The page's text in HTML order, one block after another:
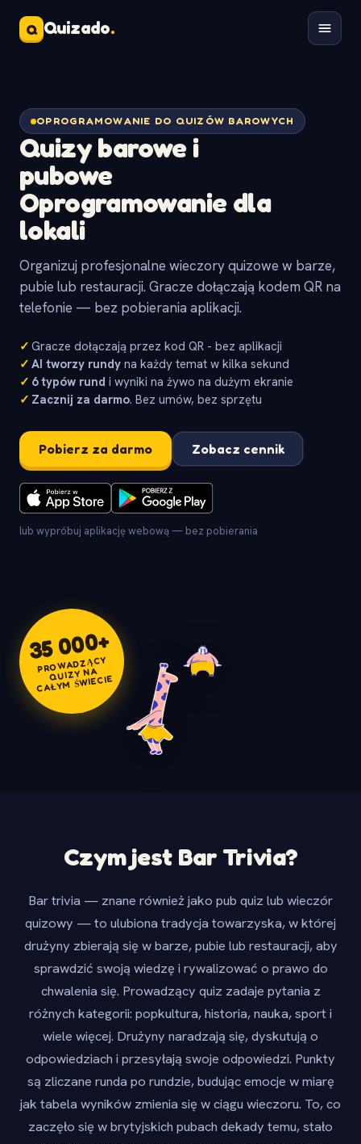
Q Quizado.
OPROGRAMOWANIE DO QUIZÓW BAROWYCH
Quizy barowe i
pubowe
Oprogramowanie dla
lokali
Organizuj profesjonalne wieczory quizowe w barze,
pubie lub restauracji. Gracze dołączają kodem QR na
telefonie — bez pobierania aplikacji.
✓ Gracze dołączają przez kod QR - bez aplikacji
✓ AI tworzy rundy na każdy temat w kilka sekund
✓ 6 typów rund i wyniki na żywo na dużym ekranie
✓ Zacznij za darmo. Bez umów, bez sprzętu
Pobierz za darmo Zobacz cennik
lub wypróbuj aplikację webową — bez pobierania
35 000+
PROWADZĄCY
QUIZY NA
CAŁYM ŚWIECIE
Czym jest Bar Trivia?
Bar trivia — znane również jako pub quiz lub wieczór
quizowy — to ulubiona tradycja towarzyska, w której
drużyny zbierają się w barze, pubie lub restauracji, aby
sprawdzić swoją wiedzę i rywalizować o prawo do
chwalenia się. Prowadzący quiz zadaje pytania z
różnych kategorii: popkultura, historia, nauka, sport i
wiele więcej. Drużyny naradzają się, dyskutują o
odpowiedziach i przesyłają swoje odpowiedzi. Punkty
są zliczane runda po rundzie, budując emocje w miarę
jak tabela wyników zmienia się w ciągu wieczoru. To, co
zaczęło się w brytyjskich pubach dekady temu, stało